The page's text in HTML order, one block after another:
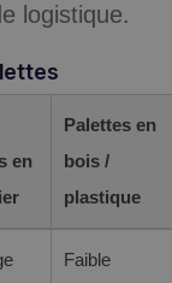
logistique.
en
Palettes en
bois /
plastique
Faible